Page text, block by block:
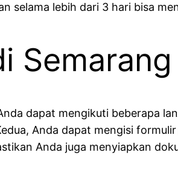
selama lebih dari 3 hari bisa
dapat mengikuti beberapa
Anda dapat mengisi
Anda juga menyiapkan